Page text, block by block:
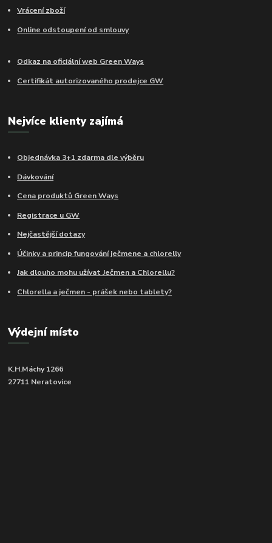
Vrácení zboží
Online odstoupení od smlouvy
Odkaz na oficiální web Green Ways
Certifikát autorizovaného prodejce GW
Nejvíce klienty zajímá
Objednávka 3+1 zdarma dle výběru
Dávkování
Cena produktů Green Ways
Registrace u GW
Nejčastější dotazy
Účinky a princip fungování ječmene a chlorelly
Jak dlouho mohu užívat Ječmen a Chlorellu?
Chlorella a ječmen - prášek nebo tablety?
Výdejní místo
K.H.Máchy 1266
27711 Neratovice